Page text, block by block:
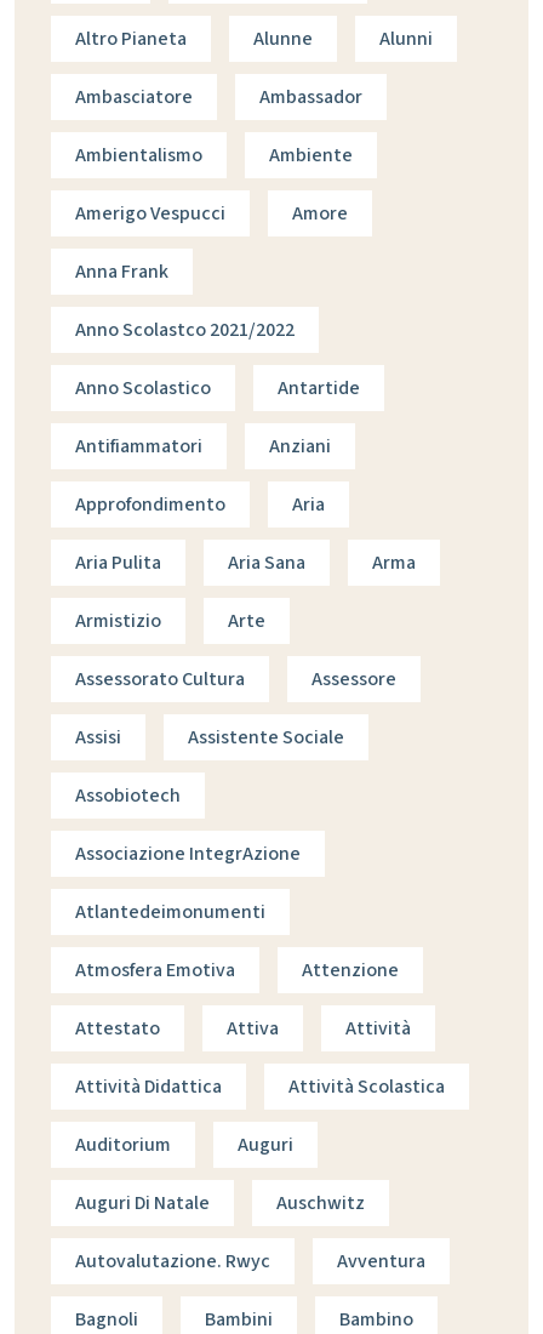
Altro Pianeta Alunne Alunni
Ambasciatore Ambassador
Ambientalismo Ambiente
Amerigo Vespucci Amore
Anna Frank
Anno Scolastco 2021/2022
Anno Scolastico Antartide
Antifiammatori Anziani
Approfondimento Aria
Aria Pulita Aria Sana Arma
Armistizio Arte
Assessorato Cultura Assessore
Assisi Assistente Sociale
Assobiotech
Associazione IntegrAzione
Atlantedeimonumenti
Atmosfera Emotiva Attenzione
Attestato Attiva Attività
Attività Didattica Attività Scolastica
Auditorium Auguri
Auguri Di Natale Auschwitz
Autovalutazione. Rwyc Avventura
Bagnoli Bambini Bambino